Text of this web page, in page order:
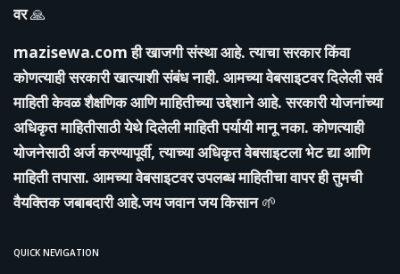
वर🙏
mazisewa.comही खाजगी संस्था आहे. त्याचा सरकार किंवा
कोणत्याही सरकारी खात्याशी संबंध नाही. आमच्या वेबसाइटवर दिलेली सर्व
माहिती केवळ शैक्षणिक आणि माहितीच्या उद्देशाने आहे. सरकारी योजनांच्या
अधिकृत माहितीसाठी येथे दिलेली माहिती पर्यायी मानू नका. कोणत्याही
योजनेसाठी अर्ज करण्यापूर्वी, त्याच्या अधिकृत वेबसाइटला भेट द्या आणि
माहिती तपासा. आमच्या वेबसाइटवर उपलब्ध माहितीचा वापर ही तुमची
वैयक्तिक जबाबदारी आहे.जय जवान जय किसान🌱
QUICK NEVIGATION